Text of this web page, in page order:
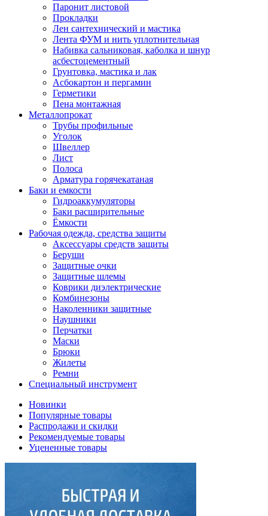
Паронит листовой
Прокладки
Лен сантехнический и мастика
Лента ФУМ и нить уплотнительная
Набивка сальниковая, каболка и шнур
асбестоцементный
Грунтовка, мастика и лак
Асбокартон и пергамин
Герметики
Пена монтажная
Металлопрокат
Трубы профильные
Уголок
Швеллер
Лист
Полоса
Арматура горячекатаная
Баки и емкости
Гидроаккумуляторы
Баки расширительные
Ёмкости
Рабочая одежда, средства защиты
Аксессуары средств защиты
Беруши
Защитные очки
Защитные шлемы
Коврики диэлектрические
Комбинезоны
Наколенники защитные
Наушники
Перчатки
Маски
Брюки
Жилеты
Ремни
Специальный инструмент
Новинки
Популярные товары
Распродажи и скидки
Рекомендуемые товары
Уцененные товары